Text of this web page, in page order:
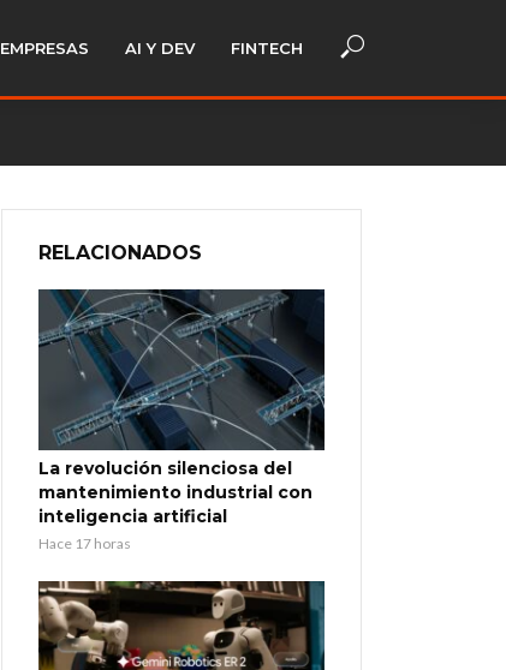
EMPRESAS AI Y DEV FINTECH
RELACIONADOS
La revolución silenciosa del
mantenimiento industrial con
inteligencia artificial
Hace 17 horas